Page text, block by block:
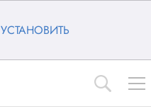
УСТАНОВИТЬ